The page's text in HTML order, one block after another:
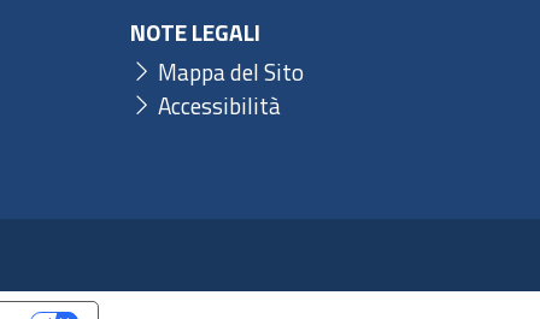
NOTE LEGALI
Mappa del Sito
Accessibilità